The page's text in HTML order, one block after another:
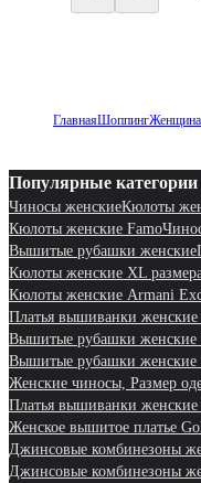
ГлавнаяШоппинг
Популярные категории
Чиносы женскиеКюлоты
Кюлоты женские Famo
Вышитые рубашки женские
Кюлоты женские XL
Кюлоты женские Armani
Платья вышиванки
Вышитые рубашки женские
Вышитые рубашки женские
Женские чиносы, Размер
Платья вышиванки женские
Женское вышитое платье
Джинсовые комбинезоны
Джинсовые комбинезоны